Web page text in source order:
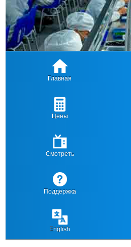
Главная
Цены
Смотреть
Поддержка
English